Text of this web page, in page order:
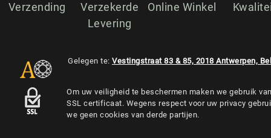
Verzending
Verzekerde
Levering
Online Winkel
Gelegen te: Vestingstraat 83 & 85, 2018 Antwerpen,
Om uw veiligheid te beschermen maken we gebruik
SSL certificaat. Wegens respect voor uw privacy
we geen cookies van derde partijen.